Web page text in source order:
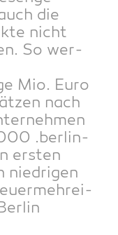
die
nicht
So wer­
Mio. Euro
nach
.ber­lin-
ers­ten
nied­ri­gen